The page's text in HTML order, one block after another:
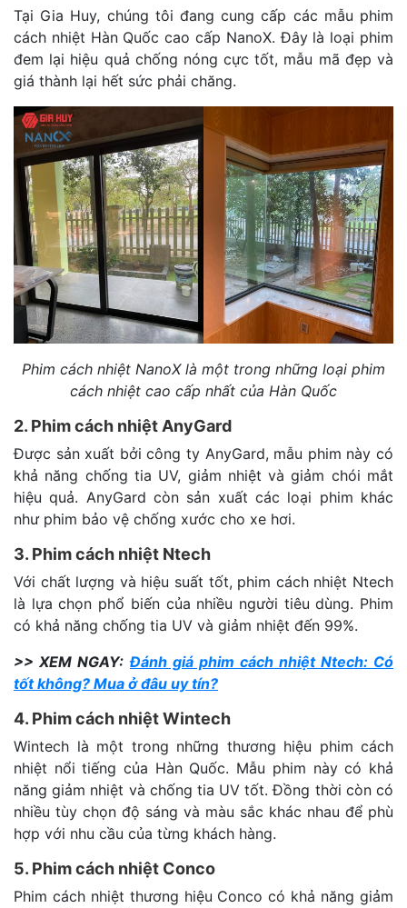
Tại Gia Huy, chúng tôi đang cung cấp các mẫu phim
cách nhiệt Hàn Quốc cao cấp NanoX. Đây là loại phim
đem lại hiệu quả chống nóng cực tốt, mẫu mã đẹp và
giá thành lại hết sức phải chăng.
Phim cách nhiệt NanoX là một trong những loại phim
cách nhiệt cao cấp nhất của Hàn Quốc
2. Phim cách nhiệt AnyGard
Được sản xuất bởi công ty AnyGard, mẫu phim này có
khả năng chống tia UV, giảm nhiệt và giảm chói mắt
hiệu quả. AnyGard còn sản xuất các loại phim khác
như phim bảo vệ chống xước cho xe hơi.
3. Phim cách nhiệt Ntech
Với chất lượng và hiệu suất tốt, phim cách nhiệt Ntech
là lựa chọn phổ biến của nhiều người tiêu dùng. Phim
có khả năng chống tia UV và giảm nhiệt đến 99%.
>> XEM NGAY: Đánh giá phim cách nhiệt Ntech: Có
tốt không? Mua ở đâu uy tín?
4. Phim cách nhiệt Wintech
Wintech là một trong những thương hiệu phim cách
nhiệt nổi tiếng của Hàn Quốc. Mẫu phim này có khả
năng giảm nhiệt và chống tia UV tốt. Đồng thời còn có
nhiều tùy chọn độ sáng và màu sắc khác nhau để phù
hợp với nhu cầu của từng khách hàng.
5. Phim cách nhiệt Conco
Phim cách nhiệt thương hiệu Conco có khả năng giảm